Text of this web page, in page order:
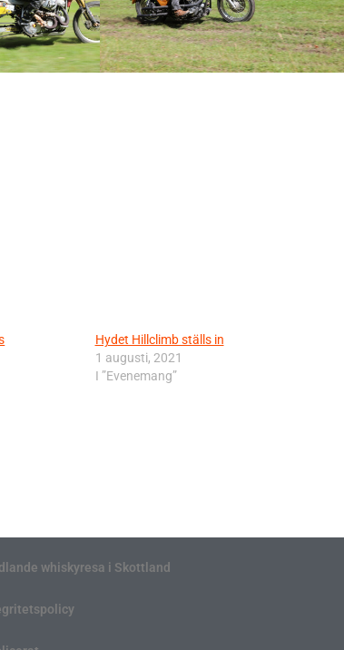
Hydet Hillclimb ställs in
1 augusti, 2021
I ”Evenemang”
whiskyresa i Skottland